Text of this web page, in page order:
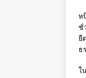
ห
ชั่
ยื
ธ
ใ